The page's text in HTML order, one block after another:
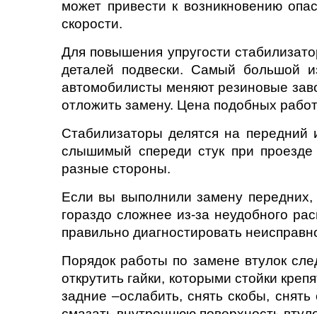
может привести к возникновению
скорости.
Для повышения упругости
деталей подвески. Самый большой
автомобилисты меняют резиновые
отложить замену. Цена подобных
Стабилизаторы делятся на передний
слышимый спереди стук при проезде
разные стороны.
Если вы выполнили замену передних,
гораздо сложнее из-за неудобного
правильно диагностировать
Порядок работы по замене втулок
открутить гайки, которыми стойки
задние –ослабить, снять скобы,